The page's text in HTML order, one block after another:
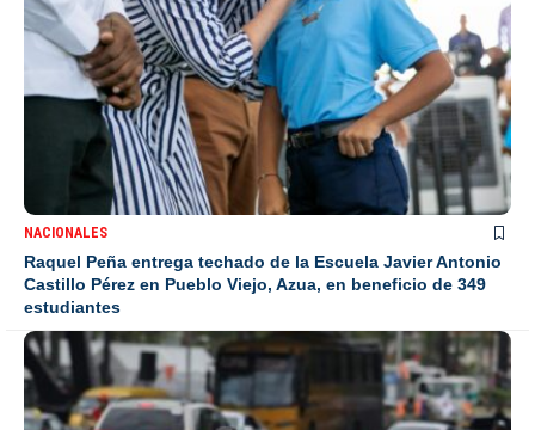
NACIONALES
Raquel Peña entrega techado de la Escuela Javier Antonio
Castillo Pérez en Pueblo Viejo, Azua, en beneficio de 349
estudiantes